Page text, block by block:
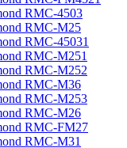
RMC-4503
RMC-M25
RMC-45031
RMC-M251
RMC-M252
RMC-M36
RMC-M253
RMC-M26
RMC-FM27
RMC-M31